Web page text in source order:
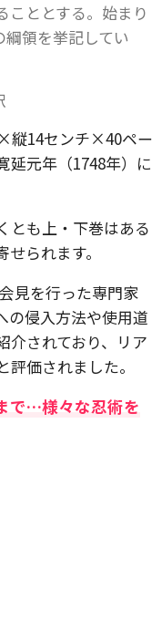
こととする。始まり
領を挙記してい
縦14センチ×40ペー
延元年（1748年）に
とも上・下巻はある
られます。
見を行った専門家
の侵入方法や使用道
介されており、リア
価されました。
で…様々な忍術を